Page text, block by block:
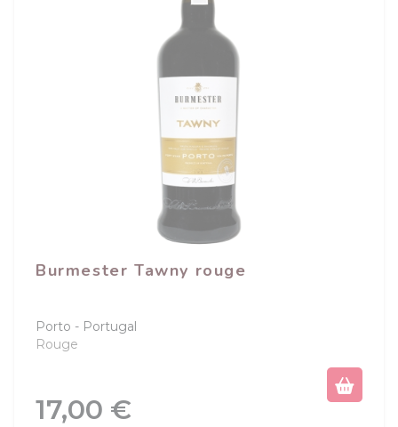
Burmester Tawny rouge
Porto
Portugal
Rouge
Prix
17,00 €